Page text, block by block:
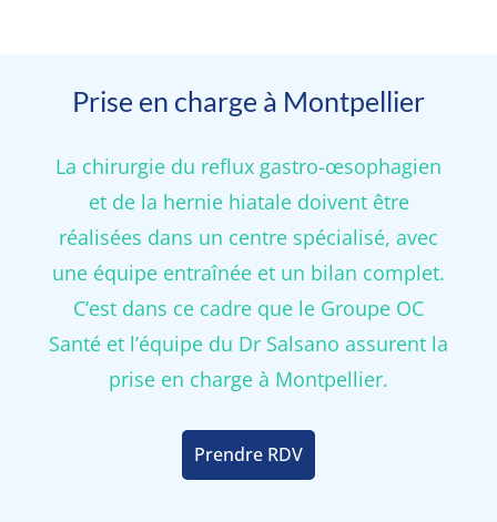
Prise en charge à Montpellier
La chirurgie du reflux gastro-œsophagien
et de la hernie hiatale doivent être
réalisées dans un centre spécialisé, avec
une équipe entraînée et un bilan complet.
C’est dans ce cadre que le Groupe OC
Santé et l’équipe du Dr Salsano assurent la
prise en charge à Montpellier.
Prendre RDV